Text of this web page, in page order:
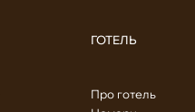
ГОТЕЛЬ
Про готель